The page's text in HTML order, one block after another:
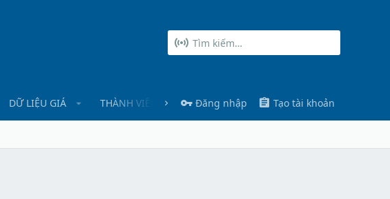
DỮ LIỆU GIÁ THÀNH VIÊN Đăng nhập Tạo tài khoản